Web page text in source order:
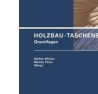
Media
Service